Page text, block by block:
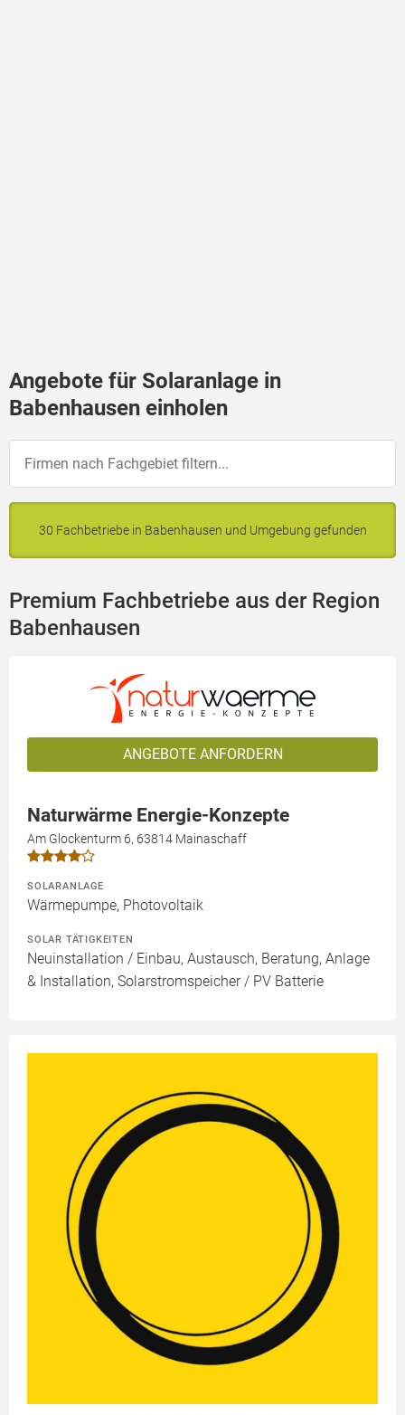
Angebote für Solaranlage in
Babenhausen einholen
30 Fachbetriebe in Babenhausen und Umgebung gefunden
Premium Fachbetriebe aus der Region
Babenhausen
ANGEBOTE ANFORDERN
Naturwärme Energie-Konzepte
Am Glockenturm 6, 63814 Mainaschaff
SOLARANLAGE
Wärmepumpe, Photovoltaik
SOLAR TÄTIGKEITEN
Neuinstallation / Einbau, Austausch, Beratung, Anlage
& Installation, Solarstromspeicher / PV Batterie